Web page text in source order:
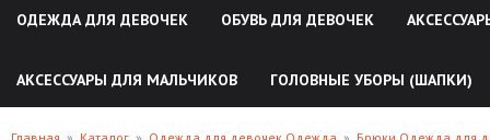
ОДЕЖДА ДЛЯ ДЕВОЧЕК ОБУВЬ ДЛЯ ДЕВОЧЕК
АКСЕССУАРЫ ДЛЯ МАЛЬЧИКОВ ГОЛОВНЫЕ УБОРЫ (ШАПКИ)